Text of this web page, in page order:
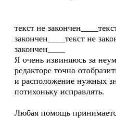
текст не
закончен____текст не
закончен____
Я очень извиняюсь за
редакторе точно
и расположение нужных
потихоньку исправлять.
Любая помощь